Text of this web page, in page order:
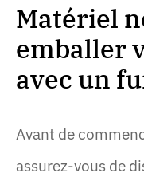
Matériel
emballer
avec un
Avant de
assurez-vous de